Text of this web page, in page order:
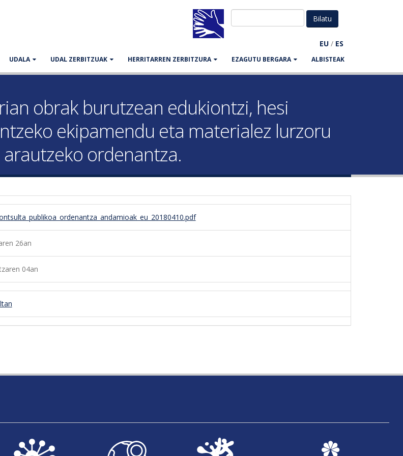
EU / ES
UDALA UDAL ZERBITZUAK HERRITARREN ZERBITZURA EZAGUTU BERGARA ALBISTEAK
obrak burutzean edukiontzi, hesi
ekipamendu eta materialez lurzoru
ordenantza.
26an
04an